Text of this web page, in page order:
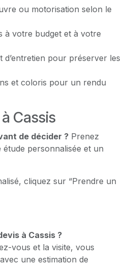
ou motorisation selon le
à votre budget et à votre
d’entretien pour préserver les
et coloris pour un rendu
Cassis
de décider ? Prenez
personnalisée et un
cliquez sur “Prendre un
à Cassis ?
vous et la visite, vous
une estimation de